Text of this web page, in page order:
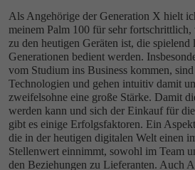
Als Angehörige der Generation X hielt
meinem Palm 100 für sehr
zu den heutigen Geräten ist, die spielend
Generationen bedient werden.
vom Studium ins Business kommen,
Technologien und gehen intuitiv damit
zweifelsohne eine große Stärke. Damit
werden kann und sich der Einkauf für
gibt es einige Erfolgsfaktoren. Ein
die in der heutigen digitalen Welt einen
Stellenwert einnimmt, sowohl im Team
den Beziehungen zu Lieferanten. Auch